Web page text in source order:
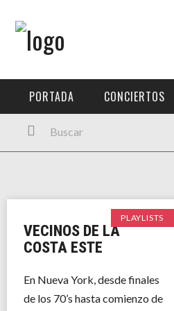
PORTADA
FESTIVALES
HISTORIAS
PORTADA CONCIERTOS
PLAYLISTS
VECINOS DE LA
COSTA ESTE
En Nueva York, desde finales
de los 70’s hasta comienzo de